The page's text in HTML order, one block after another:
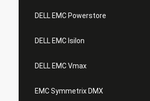
DELL EMC Powerstore
DELL EMC Isilon
DELL EMC Vmax
EMC Symmetrix DMX